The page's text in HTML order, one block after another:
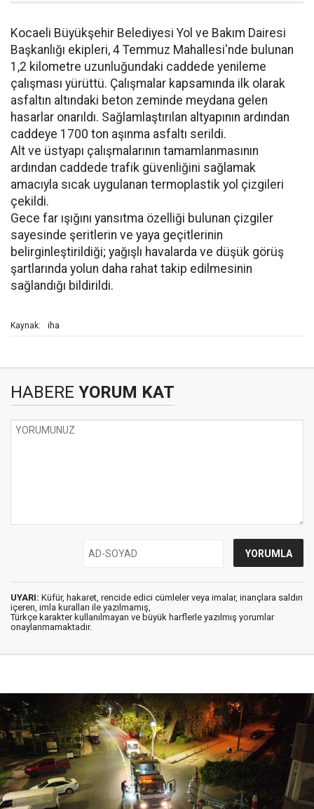
Kocaeli Büyükşehir Belediyesi Yol ve Bakım Dairesi
Başkanlığı ekipleri, 4 Temmuz Mahallesi'nde bulunan
1,2 kilometre uzunluğundaki caddede yenileme
çalışması yürüttü. Çalışmalar kapsamında ilk olarak
asfaltın altındaki beton zeminde meydana gelen
hasarlar onarıldı. Sağlamlaştırılan altyapının ardından
caddeye 1700 ton aşınma asfaltı serildi.
Alt ve üstyapı çalışmalarının tamamlanmasının
ardından caddede trafik güvenliğini sağlamak
amacıyla sıcak uygulanan termoplastik yol çizgileri
çekildi.
Gece far ışığını yansıtma özelliği bulunan çizgiler
sayesinde şeritlerin ve yaya geçitlerinin
belirginleştirildiği; yağışlı havalarda ve düşük görüş
şartlarında yolun daha rahat takip edilmesinin
sağlandığı bildirildi.
Kaynak: iha
HABERE YORUM KAT
UYARI: Küfür, hakaret, rencide edici cümleler veya imalar, inançlara saldırı
içeren, imla kuralları ile yazılmamış,
Türkçe karakter kullanılmayan ve büyük harflerle yazılmış yorumlar
onaylanmamaktadır.